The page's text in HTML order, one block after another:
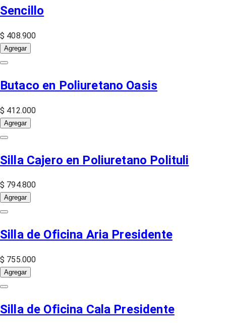
Sencillo
$ 408.900
Agregar
Butaco en Poliuretano Oasis
$ 412.000
Agregar
Silla Cajero en Poliuretano Polituli
$ 794.800
Agregar
Silla de Oficina Aria Presidente
$ 755.000
Agregar
Silla de Oficina Cala Presidente